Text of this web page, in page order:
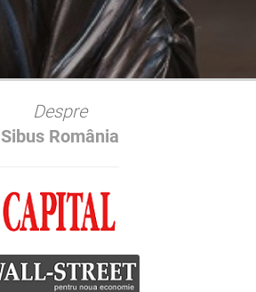
Despre
Sibus România